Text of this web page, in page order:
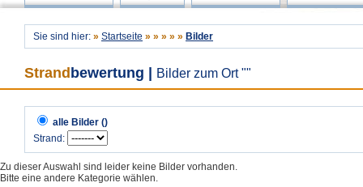
Sie sind hier: » Startseite » » » » » Bilder
Strand bewertung Bilder zum Ort ""
alle Bilder ()
Strand:
Zu dieser Auswahl sind leider keine Bilder vorhanden.
Bitte eine andere Kategorie wählen.